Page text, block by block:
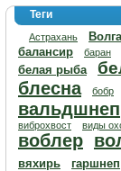
Теги
Астрахань Волга
балансир
баран
белая рыба
блесна бобр
вальдшнеп
виброхвост виды
воблер
вяхирь гаршнеп